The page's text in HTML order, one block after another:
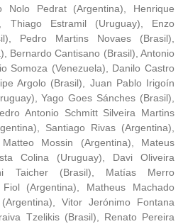
Nolo Pedrat (Argentina), Henrique
Thiago Estramil (Uruguay), Enzo
Pedro Martins Novaes (Brasil),
Bernardo Cantisano (Brasil), Antonio
Somoza (Venezuela), Danilo Castro
Argolo (Brasil), Juan Pablo Irigoín
Yago Goes Sánches (Brasil),
Antonio Schmitt Silveira Martins
Santiago Rivas (Argentina),
Mossin (Argentina), Mateus
Colina (Uruguay), Davi Oliveira
Taicher (Brasil), Matías Merro
(Argentina), Matheus Machado
Vitor Jerónimo Fontana
Tzelikis (Brasil), Renato Pereira